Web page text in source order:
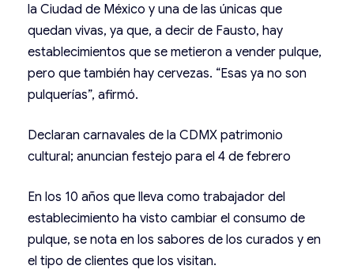
la Ciudad de México y una de las únicas que
quedan vivas, ya que, a decir de Fausto, hay
establecimientos que se metieron a vender pulque,
pero que también hay cervezas. “Esas ya no son
pulquerías”, afirmó.
Declaran carnavales de la CDMX patrimonio
cultural; anuncian festejo para el 4 de febrero
En los 10 años que lleva como trabajador del
establecimiento ha visto cambiar el consumo de
pulque, se nota en los sabores de los curados y en
el tipo de clientes que los visitan.